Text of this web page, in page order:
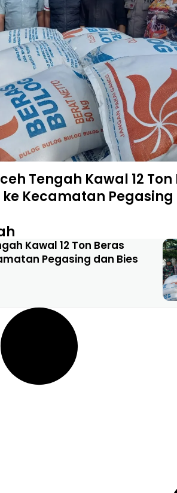
Tengah Kawal 12 Ton
Kecamatan Pegasing
Kawal 12 Ton Beras
Pegasing dan Bies